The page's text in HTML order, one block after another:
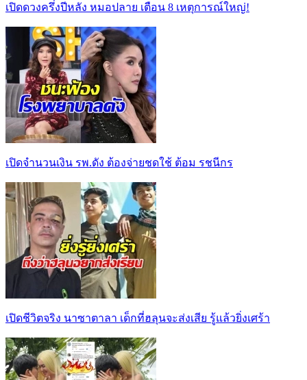
เปิดดวงครึ่งปีหลัง หมอปลาย เตือน 8 เหตุการณ์ใหญ่!
เปิดจำนวนเงิน รพ.ดัง ต้องจ่ายชดใช้ ต้อม รชนีกร
เปิดชีวิตจริง นาซาตาลา เด็กที่ฮลุนจะส่งเสีย รู้แล้วยิ่งเศร้า